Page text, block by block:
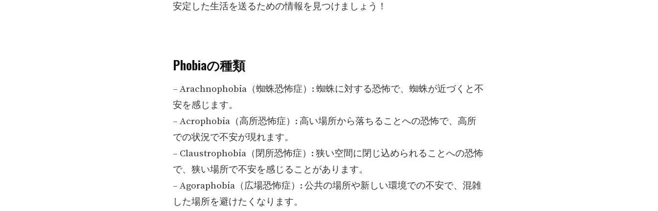
安定した生活を送るための情報を見つけましょう！
Phobiaの種類
– Arachnophobia（蜘蛛恐怖症）: 蜘蛛に対する恐怖で、蜘蛛が近づくと不
安を感じます。
– Acrophobia（高所恐怖症）: 高い場所から落ちることへの恐怖で、高所
での状況で不安が現れます。
– Claustrophobia（閉所恐怖症）: 狭い空間に閉じ込められることへの恐怖
で、狭い場所で不安を感じることがあります。
– Agoraphobia（広場恐怖症）: 公共の場所や新しい環境での不安で、混雑
した場所を避けたくなります。